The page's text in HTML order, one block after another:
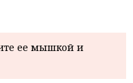
ее мышкой и